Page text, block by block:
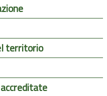
territorio